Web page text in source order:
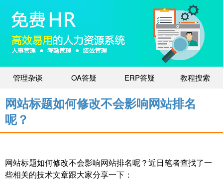
管理杂谈 OA答疑 ERP答疑 教程搜索
网站标题如何修改不会影响网站排名
呢？
网站标题如何修改不会影响网站排名呢？近日笔者查找了一
些相关的技术文章跟大家分享一下：